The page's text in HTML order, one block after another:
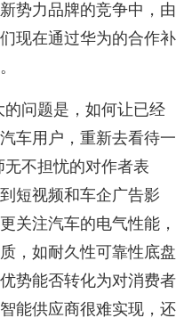
势力品牌的竞争中，由
现在通过华为的合作补
的问题是，如何让已经
车用户，重新去看待一
无不担忧的对作者表
短视频和车企广告影
关注汽车的电气性能，
，如耐久性可靠性底盘
势能否转化为对消费者
能供应商很难实现，还